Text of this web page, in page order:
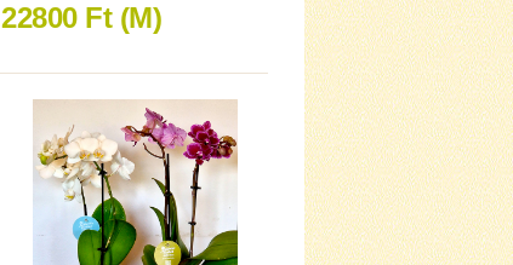
22800 Ft (M)